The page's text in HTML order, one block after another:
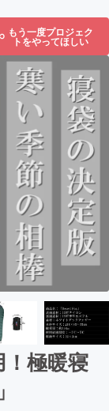
もう一度プロジェク
トをやってほしい
極暖寝